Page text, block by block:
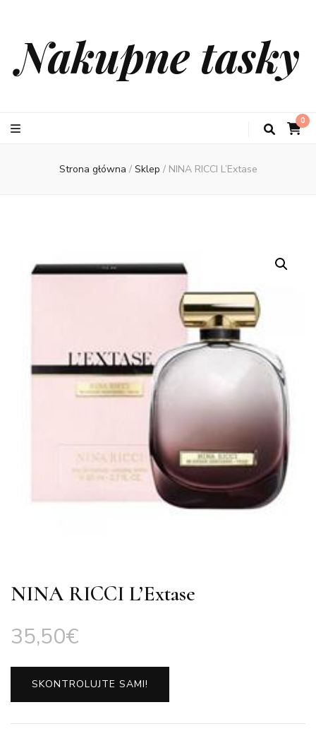
Nakupne tasky
0
Strona główna / Sklep / NINA RICCI L’Extase
NINA RICCI L’Extase
35,50€
SKONTROLUJTE SAMI!